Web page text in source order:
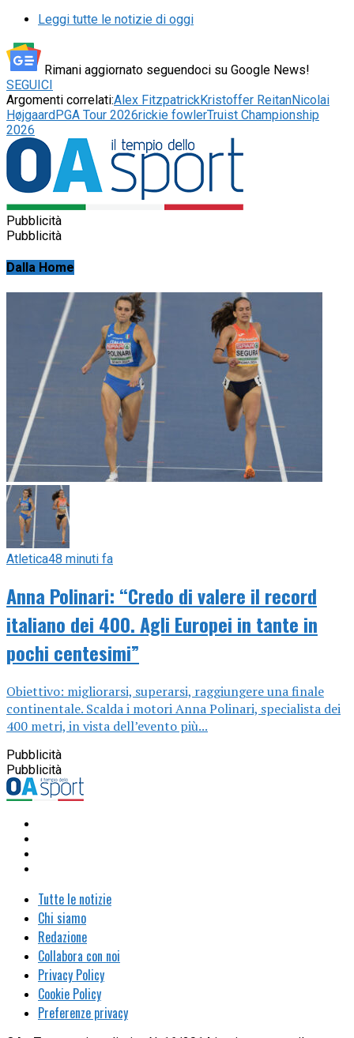
Leggi tutte le notizie di oggi
Rimani aggiornato seguendoci su Google News!
SEGUICI
Argomenti correlati:Alex FitzpatrickKristoffer ReitanNicolai
HøjgaardPGA Tour 2026rickie fowlerTruist Championship
2026
Pubblicità
Pubblicità
Dalla Home
Atletica48 minuti fa
Anna Polinari: “Credo di valere il record
italiano dei 400. Agli Europei in tante in
pochi centesimi”
Obiettivo: migliorarsi, superarsi, raggiungere una finale
continentale. Scalda i motori Anna Polinari, specialista dei
400 metri, in vista dell’evento più...
Pubblicità
Pubblicità
Tutte le notizie
Chi siamo
Redazione
Collabora con noi
Privacy Policy
Cookie Policy
Preferenze privacy